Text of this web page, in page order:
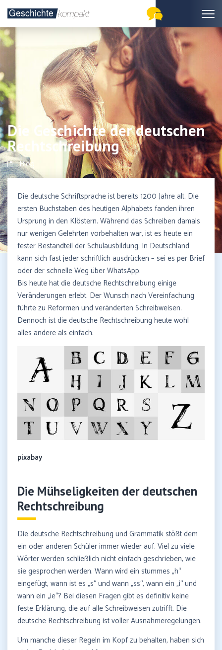
Die Geschichte der deutschen
Rechtschreibung
Blog
Die deutsche Schriftsprache ist bereits 1200 Jahre alt. Die
ersten Buchstaben des heutigen Alphabets fanden ihren
Ursprung in den Klöstern. Während das Schreiben damals
nur wenigen Gelehrten vorbehalten war, ist es heute ein
fester Bestandteil der Schulausbildung. In Deutschland
kann sich fast jeder schriftlich ausdrücken – sei es per Brief
oder der schnelle Weg über WhatsApp.
Bis heute hat die deutsche Rechtschreibung einige
Veränderungen erlebt. Der Wunsch nach Vereinfachung
führte zu Reformen und veränderten Schreibweisen.
Dennoch ist die deutsche Rechtschreibung heute wohl
alles andere als einfach.
pixabay
Die Mühseligkeiten der deutschen
Rechtschreibung
Die deutsche Rechtschreibung und Grammatik stößt dem
ein oder anderen Schüler immer wieder auf. Viel zu viele
Wörter werden schließlich nicht einfach geschrieben, wie
sie gesprochen werden. Wann wird ein stummes „h“
eingefügt, wann ist es „s“ und wann „ss“, wann ein „i“ und
wann ein „ie“? Bei diesen Fragen gibt es definitiv keine
feste Erklärung, die auf alle Schreibweisen zutrifft. Die
deutsche Rechtschreibung ist voller Ausnahmeregelungen.
Um manche dieser Regeln im Kopf zu behalten, haben sich